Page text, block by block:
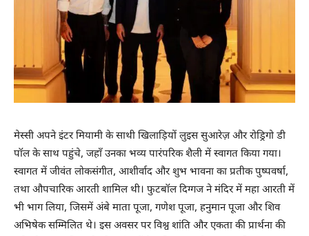
मेस्सी अपने इंटर मियामी के साथी खिलाड़ियों लुइस सुआरेज़ और रोड्रिगो डी
पॉल के साथ पहुंचे, जहाँ उनका भव्य पारंपरिक शैली में स्वागत किया गया।
स्वागत में जीवंत लोकसंगीत, आशीर्वाद और शुभ भावना का प्रतीक पुष्पवर्षा,
तथा औपचारिक आरती शामिल थी। फुटबॉल दिग्गज ने मंदिर में महा आरती में
भी भाग लिया, जिसमें अंबे माता पूजा, गणेश पूजा, हनुमान पूजा और शिव
अभिषेक सम्मिलित थे। इस अवसर पर विश्व शांति और एकता की प्रार्थना की